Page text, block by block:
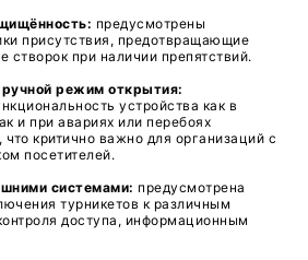
предусмотрены
присутствия, предотвращающие
створок при наличии препятствий.
режим открытия:
устройства как в
и при авариях или перебоях
критично важно для организаций с
посетителей.
системами: предусмотрена
турникетов к различным
доступа, информационным